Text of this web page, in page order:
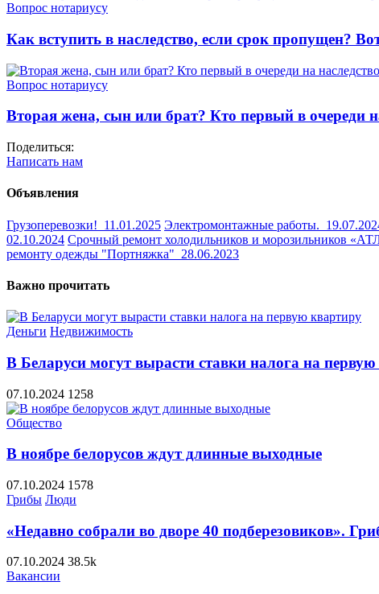
Вопрос нотариусу
Как вступить в наследство, если срок пропущен?
Вопрос нотариусу
Вторая жена, сын или брат? Кто первый в очереди
Поделиться:
Написать нам
Объявления
Грузоперевозки! 11.01.2025 Электромонтажные работы.
02.10.2024 Срочный ремонт холодильников и морозильников
ремонту одежды "Портняжка" 28.06.2023
Важно прочитать
Деньги Недвижимость
В Беларуси могут вырасти ставки налога на
07.10.2024 1258
Общество
В ноябре белорусов ждут длинные выходные
07.10.2024 1578
Грибы Люди
«Недавно собрали во дворе 40 подберезовиков».
07.10.2024 38.5k
Вакансии